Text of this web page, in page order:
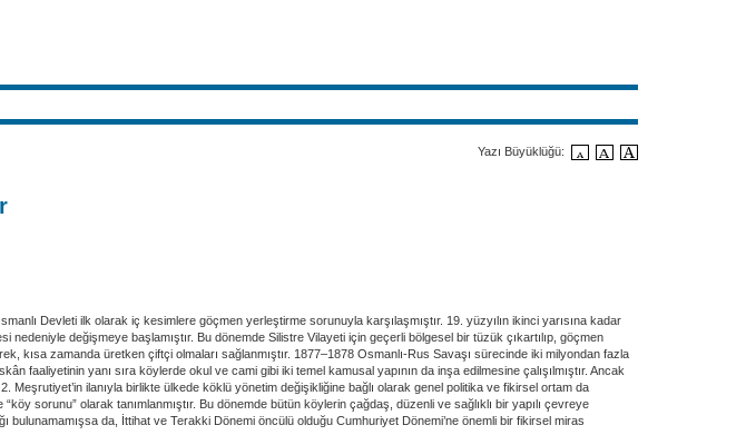
Yazı Büyüklüğü:
Devleti ilk olarak iç kesimlere göçmen yerleştirme sorunuyla karşılaşmıştır. 19. yüzyılın ikinci yarısına kadar
değişmeye başlamıştır. Bu dönemde Silistre Vilayeti için geçerli bölgesel bir tüzük çıkartılıp, göçmen
kısa zamanda üretken çiftçi olmaları sağlanmıştır. 1877–1878 Osmanlı-Rus Savaşı sürecinde iki milyondan fazla
yanı sıra köylerde okul ve cami gibi iki temel kamusal yapının da inşa edilmesine çalışılmıştır. Ancak
ilanıyla birlikte ülkede köklü yönetim değişikliğine bağlı olarak genel politika ve fikirsel ortam da
sorunu” olarak tanımlanmıştır. Bu dönemde bütün köylerin çağdaş, düzenli ve sağlıklı bir yapılı çevreye
da, İttihat ve Terakki Dönemi öncülü olduğu Cumhuriyet Dönemi’ne önemli bir fikirsel miras